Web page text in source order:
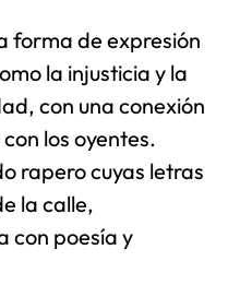
forma de expresión
la injusticia y la
con una conexión
los oyentes.
rapero cuyas letras
la calle,
con poesía y